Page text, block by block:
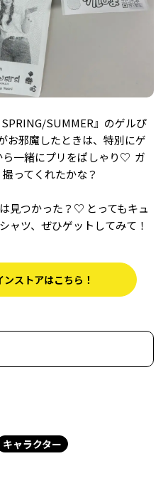
SUMMER』のゲルぴ
お邪魔したときは、特別にゲ
ら一緒にプリをぱしゃり♡ ガ
ってくれたかな？
見つかった？♡ とってもキュ
ャツ、ぜひゲットしてみて！
ストアはこちら！
キャラクター